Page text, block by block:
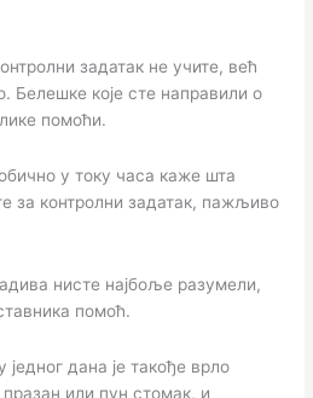
задатак не учите, већ
Белешке које сте направили о
помоћи.
у току часа каже шта
за контролни задатак, пажљиво
нисте најбоље разумели,
помоћ.
дана је такође врло
или пун стомак, и